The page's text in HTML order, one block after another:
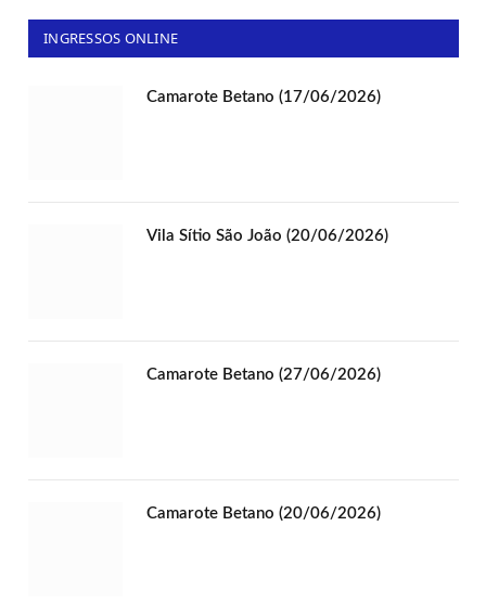
INGRESSOS ONLINE
Camarote Betano (17/06/2026)
Vila Sítio São João (20/06/2026)
Camarote Betano (27/06/2026)
Camarote Betano (20/06/2026)